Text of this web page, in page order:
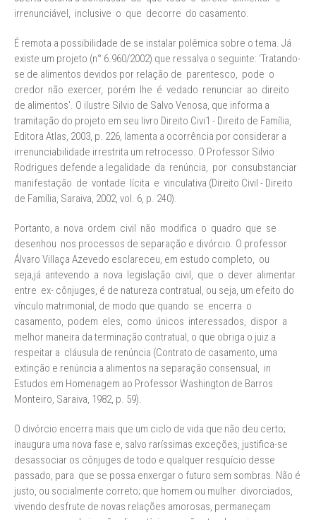
irrenunciável, inclusive o que decorre do casamento.
É remota a possibilidade de se instalar polêmica sobre o tema. Já
existe um projeto (n° 6.960/2002) que ressalva o seguinte: ‘Tratando-
se de alimentos devidos por relação de parentesco, pode o
credor não exercer, porém lhe é vedado renunciar ao direito
de alimentos'. O ilustre Silvio de Salvo Venosa, que informa a
tramitação do projeto em seu livro Direito Civi1 - Direito de Família,
Editora Atlas, 2003, p. 226, lamenta a ocorrência por considerar a
irrenunciabilidade irrestrita um retrocesso. O Professor Silvio
Rodrigues defende a legalidade da renúncia, por consubstanciar
manifestação de vontade lícita e vinculativa (Direito Civil - Direito
de Família, Saraiva, 2002, vol. 6, p. 240).
Portanto, a nova ordem civil não modifica o quadro que se
desenhou nos processos de separação e divórcio. O professor
Álvaro Villaça Azevedo esclareceu, em estudo completo, ou
seja,já antevendo a nova legislação civil, que o dever alimentar
entre ex- cônjuges, é de natureza contratual, ou seja, um efeito do
vínculo matrimonial, de modo que quando se encerra o
casamento, podem eles, como únicos interessados, dispor a
melhor maneira da terminação contratual, o que obriga o juiz a
respeitar a cláusula de renúncia (Contrato de casamento, uma
extinção e renúncia a alimentos na separação consensual, in
Estudos em Homenagem ao Professor Washington de Barros
Monteiro, Saraiva, 1982, p. 59).
O divórcio encerra mais que um ciclo de vida que não deu certo;
inaugura uma nova fase e, salvo raríssimas exceções, justifica-se
desassociar os cônjuges de todo e qualquer resquício desse
passado, para que se possa enxergar o futuro sem sombras. Não é
justo, ou socialmente correto; que homem ou mulher divorciados,
vivendo desfrute de novas relações amorosas, permaneçam